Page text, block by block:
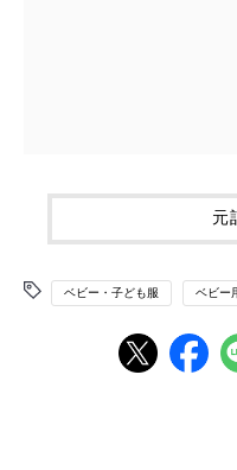
元
ベビー・子ども服 ベビー